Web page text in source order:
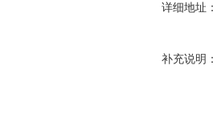
详细地址：
补充说明：